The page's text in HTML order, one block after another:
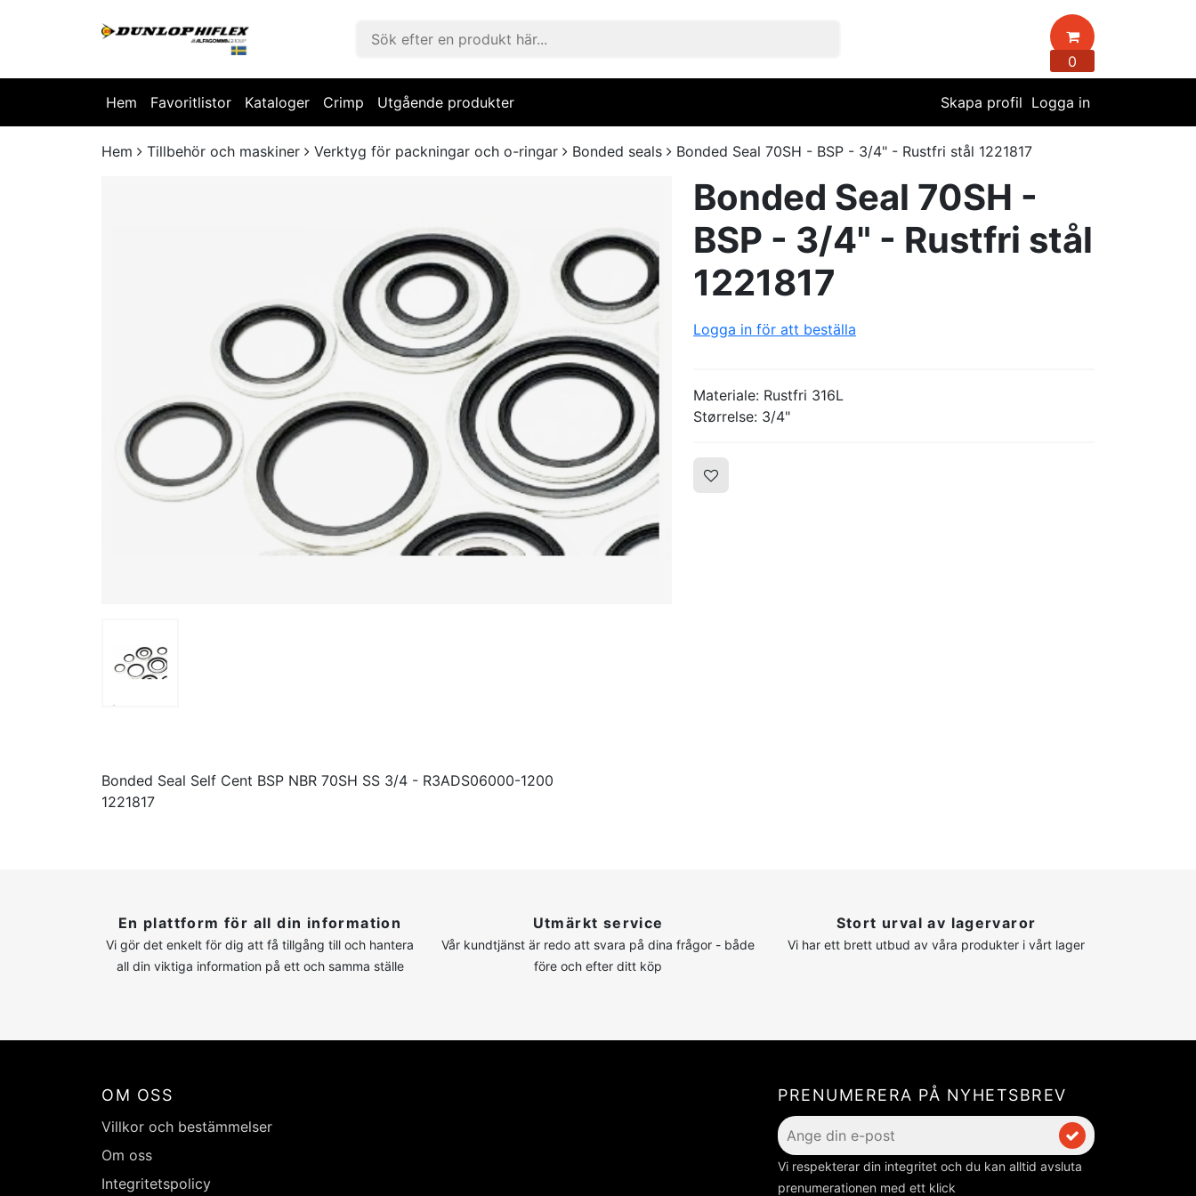
0
Hem Favoritlistor Kataloger Crimp Utgående produkter Logga in
Skapa profil
Hem Tillbehör och maskiner Verktyg för packningar och o-ringar Bonded seals Bonded Seal 70SH - BSP - 3/4" - Rustfri stål 1221817
>
Bonded Seal 70SH -
BSP - 3/4" - Rustfri stål
1221817
Logga in för att beställa
Materiale: Rustfri 316L
Størrelse: 3/4"
Bonded Seal Self Cent BSP NBR 70SH SS 3/4 - R3ADS06000-1200
1221817
En plattform för all din information
Vi gör det enkelt för dig att få tillgång till och hantera
all din viktiga information på ett och samma ställe
Utmärkt service
Vår kundtjänst är redo att svara på dina frågor - både
före och efter ditt köp
Stort urval av lagervaror
Vi har ett brett utbud av våra produkter i vårt lager
OM OSS
Villkor och bestämmelser
Om oss
Integritetspolicy
PRENUMERERA PÅ NYHETSBREV
Vi respekterar din integritet och du kan alltid avsluta
prenumerationen med ett klick